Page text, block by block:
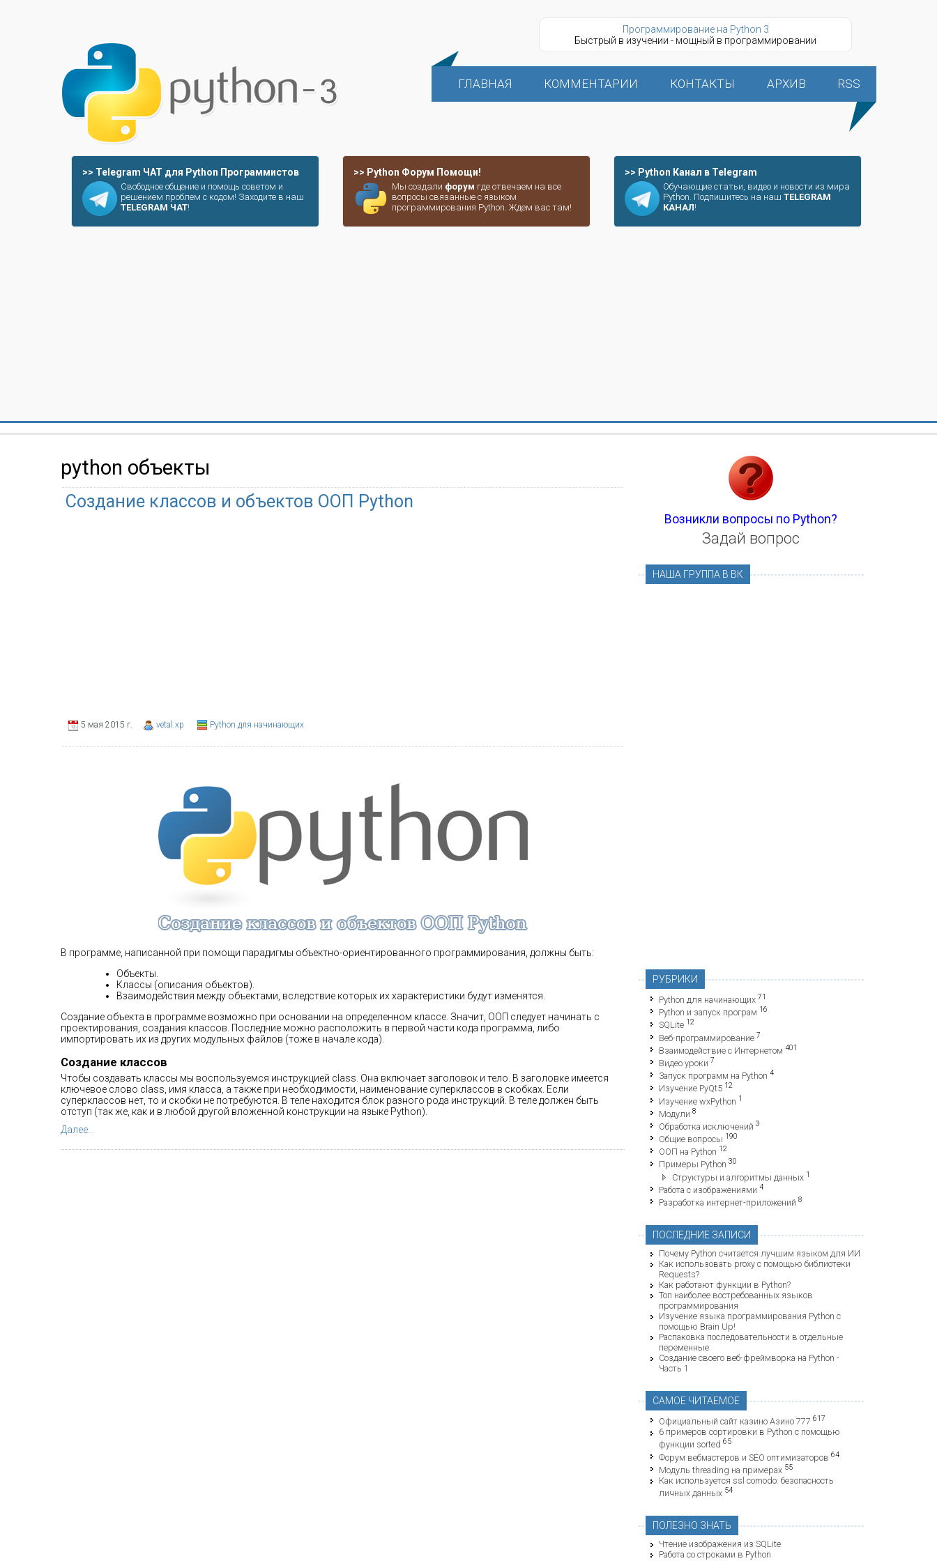
Программирование на Python 3
Быстрый в изучении - мощный в программировании
ГЛАВНАЯ КОММЕНТАРИИ КОНТАКТЫ АРХИВ RSS
>> Telegram ЧАТ для Python Программистов
Свободное общение и помощь советом и
решением проблем с кодом! Заходите в наш
TELEGRAM ЧАТ!
>> Python Форум Помощи!
Мы создали форум где отвечаем на все
вопросы связанные с языком
программирования Python. Ждем вас там!
>> Python Канал в Telegram
Обучающие статьи, видео и новости из мира
Python. Подпишитесь на нашTELEGRAM
КАНАЛ!
python объекты
Создание классов и объектов ООП Python
5 мая 2015 г. vetal.xp Python для начинающих
В программе, написанной при помощи парадигмы объектно-ориентированного программирования, должны быть:
Объекты.
Классы (описания объектов).
Взаимодействия между объектами, вследствие которых их характеристики будут изменятся.
Создание объекта в программе возможно при основании на определенном классе. Значит, ООП следует начинать с
проектирования, создания классов. Последние можно расположить в первой части кода программа, либо
импортировать их из других модульных файлов (тоже в начале кода).
Создание классов
Чтобы создавать классы мы воспользуемся инструкцией class. Она включает заголовок и тело. В заголовке имеется
ключевое слово class, имя класса, а также при необходимости, наименование суперклассов в скобках. Если
суперклассов нет, то и скобки не потребуются. В теле находится блок разного рода инструкций. В теле должен быть
отступ (так же, как и в любой другой вложенной конструкции на языке Python).
Далее...
Возникли вопросы по Python?
Задай вопрос
НАША ГРУППА В ВК
РУБРИКИ
Python для начинающих 71
Python и запуск програм 16
SQLite 12
Веб-программирование 7
Взаимодействие с Интернетом 401
Видео уроки 7
Запуск программ на Python 4
Изучение PyQt5 12
Изучение wxPython 1
Модули 8
Обработка исключений 3
Общие вопросы 190
ООП на Python 12
Примеры Python 30
Структуры и алгоритмы данных 1
Работа с изображениями 4
Разработка интернет-приложений 8
ПОСЛЕДНИЕ ЗАПИСИ
Почему Python считается лучшим языком для ИИ
Как использовать proxy с помощью библиотеки
Requests?
Как работают функции в Python?
Топ наиболее востребованных языков
программирования
Изучение языка программирования Python с
помощью Brain Up!
Распаковка последовательности в отдельные
переменные
Создание своего веб-фреймворка на Python -
Часть 1
САМОЕ ЧИТАЕМОЕ
Официальный сайт казино Азино 777 617
6 примеров сортировки в Python с помощью
функции sorted 65
Форум вебмастеров и SEO оптимизаторов 64
Модуль threading на примерах 55
Как используется ssl comodo: безопасность
личных данных 54
ПОЛЕЗНО ЗНАТЬ
Чтение изображения из SQLite
Работа со строками в Python